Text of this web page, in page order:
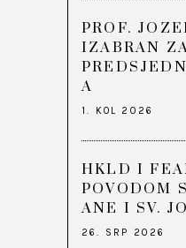
PROF.
IZABRAN
A
1. KOL 2026
HKLD I
POVODOM
ANE I SV.
26. SRP 2026